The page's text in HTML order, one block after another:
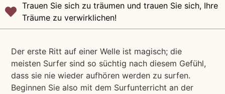
Trauen Sie sich zu träumen und trauen Sie sich, Ihre
Träume zu verwirklichen!
Der erste Ritt auf einer Welle ist magisch; die
meisten Surfer sind so süchtig nach diesem Gefühl,
dass sie nie wieder aufhören werden zu surfen.
Beginnen Sie also mit dem Surfunterricht an der